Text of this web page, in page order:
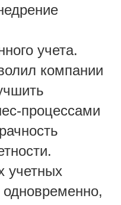
учета.
компании
процессами
учетных
одновременно,